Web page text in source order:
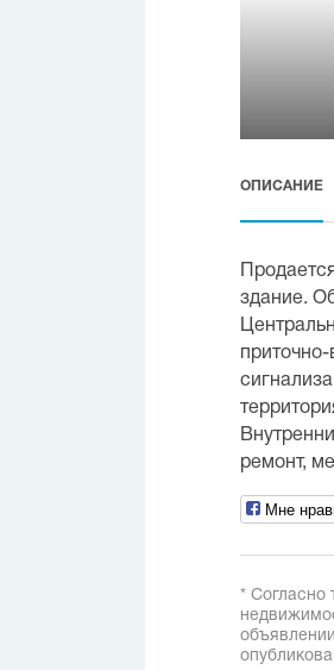
ОПИСАНИЕ
здание.
ремонт,
Мне
* Согласно